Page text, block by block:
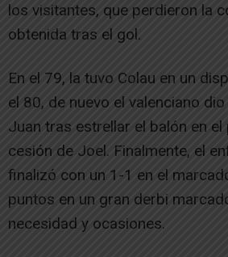
los visitantes, que perdieron la
obtenida tras el gol.
En el 79, la tuvo Colau en un
el 80, de nuevo el valenciano
Juan tras estrellar el balón en el
cesión de Joel. Finalmente, el
finalizó con un 1-1 en el
puntos en un gran derbi
necesidad y ocasiones.